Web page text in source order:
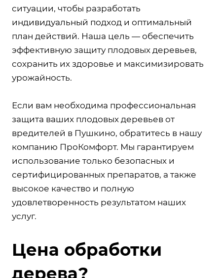
ситуации, чтобы разработать
индивидуальный подход и оптимальный
план действий. Наша цель — обеспечить
эффективную защиту плодовых деревьев,
сохранить их здоровье и максимизировать
урожайность.
Если вам необходима профессиональная
защита ваших плодовых деревьев от
вредителей в Пушкино, обратитесь в нашу
компанию ПроКомфорт. Мы гарантируем
использование только безопасных и
сертифицированных препаратов, а также
высокое качество и полную
удовлетворенность результатом наших
услуг.
Цена обработки
дерева?